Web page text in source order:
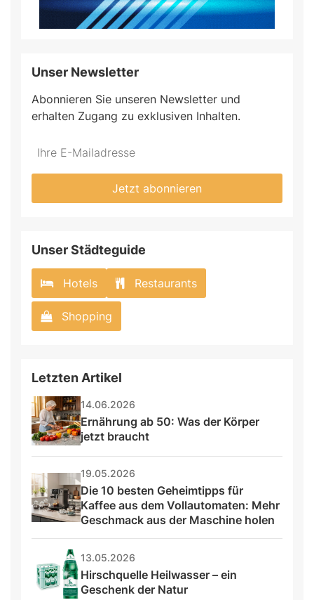
Unser Newsletter
Abonnieren Sie unseren Newsletter und
erhalten Zugang zu exklusiven Inhalten.
Jetzt abonnieren
Unser Städteguide
Hotels Restaurants
Shopping
Letzten Artikel
14.06.2026
Ernährung ab 50: Was der Körper
jetzt braucht
19.05.2026
Die 10 besten Geheimtipps für
Kaffee aus dem Vollautomaten: Mehr
Geschmack aus der Maschine holen
13.05.2026
Hirschquelle Heilwasser – ein
Geschenk der Natur